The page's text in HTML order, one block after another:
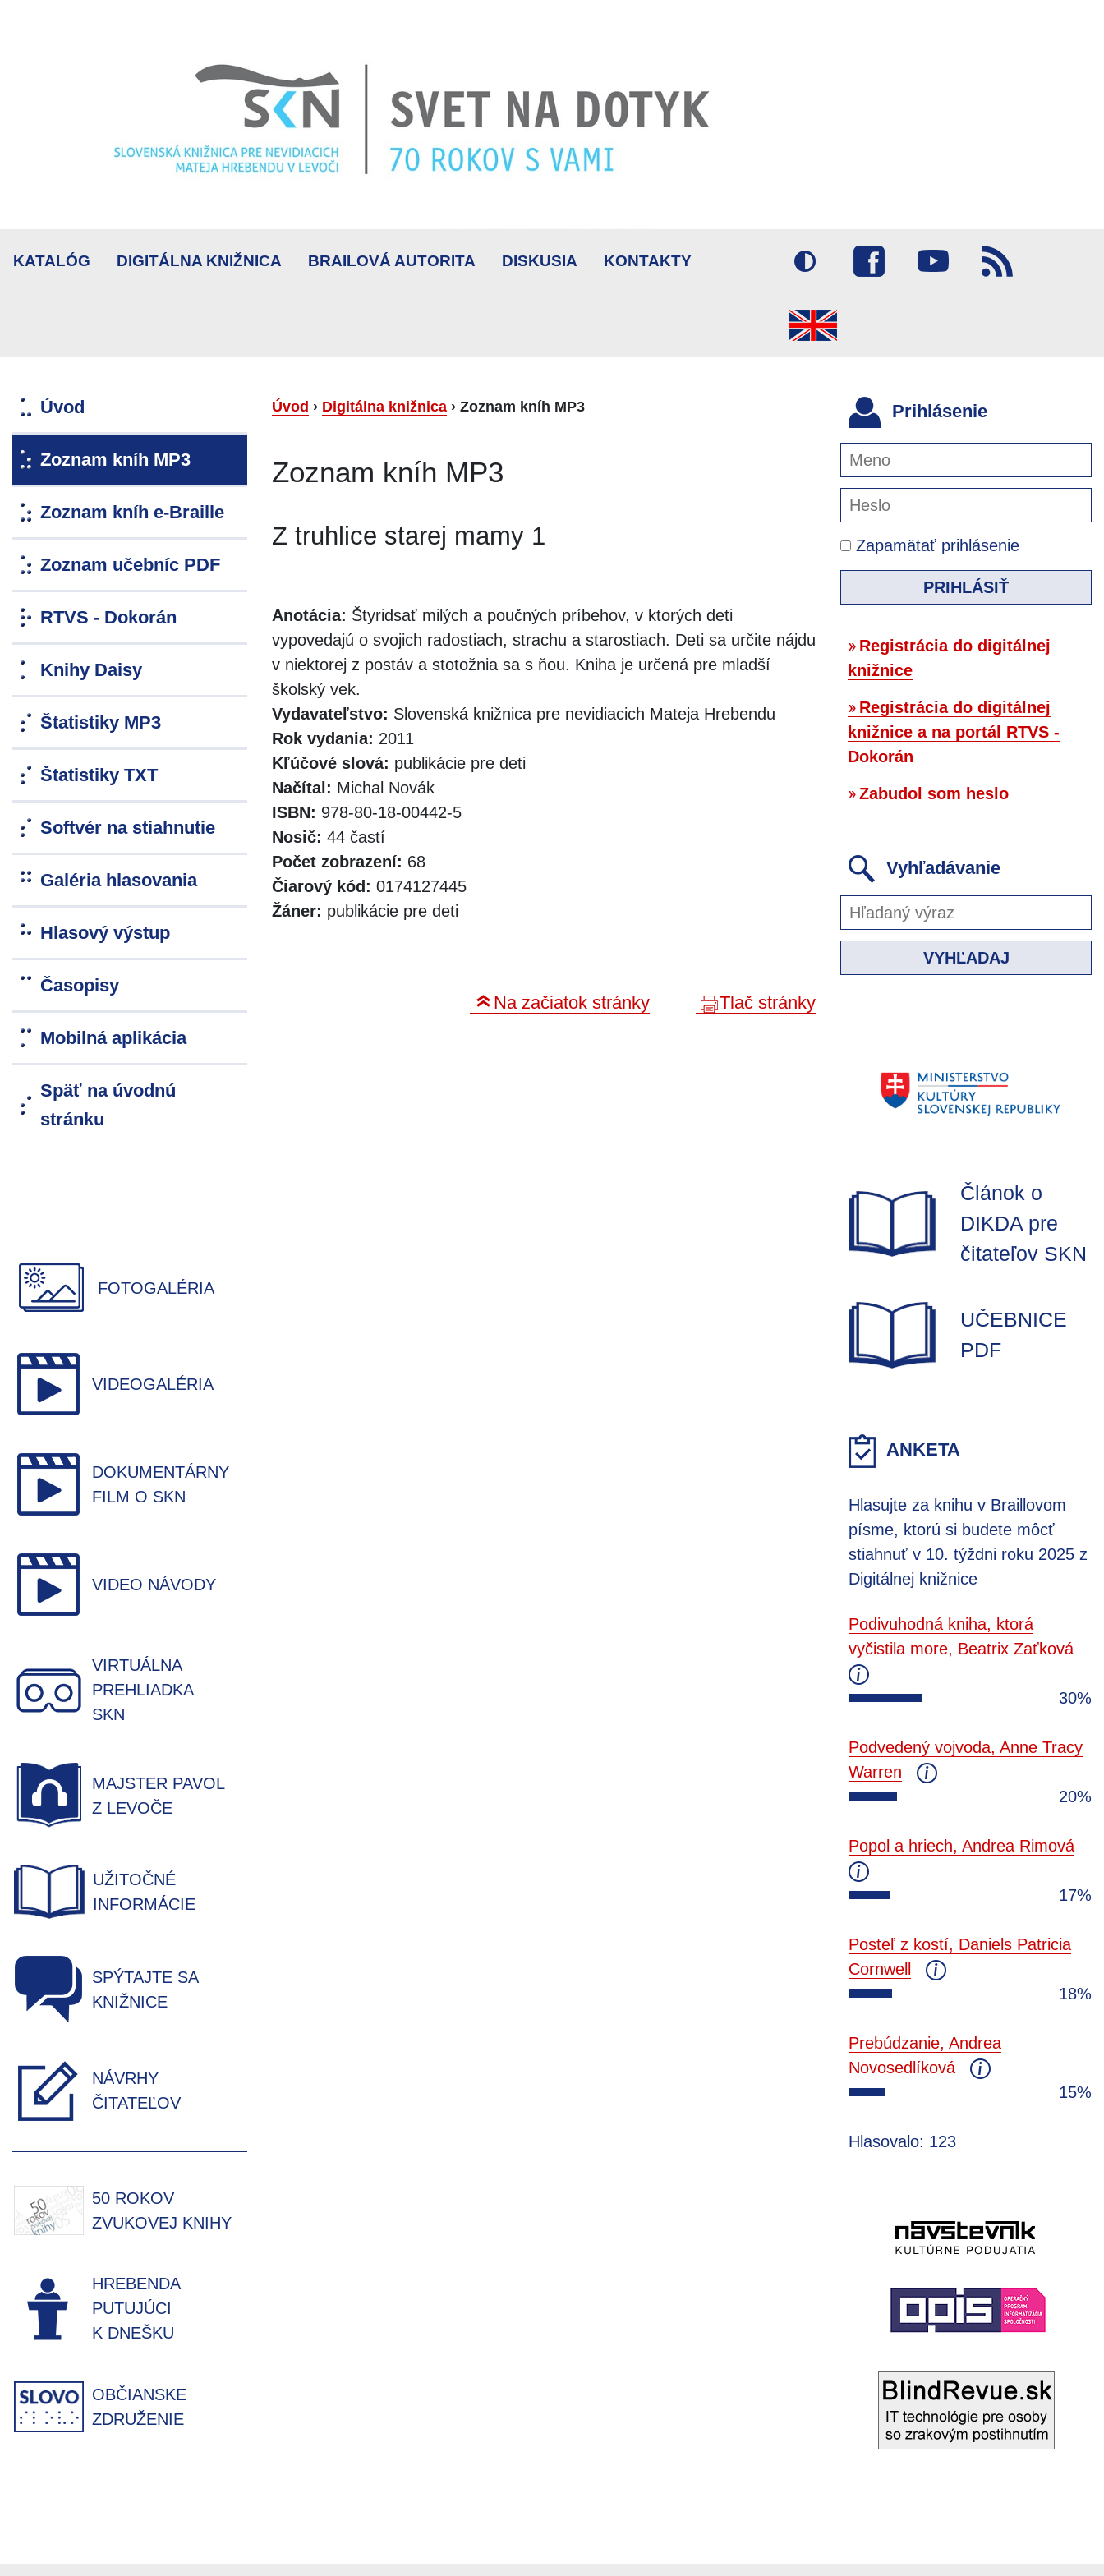
KATALÓG DIGITÁLNA KNIŽNICA BRAILOVÁ AUTORITA DISKUSIA KONTAKTY
Úvod
Zoznam kníh MP3
Zoznam kníh e-Braille
Zoznam učebníc PDF
RTVS - Dokorán
Knihy Daisy
Štatistiky MP3
Štatistiky TXT
Softvér na stiahnutie
Galéria hlasovania
Hlasový výstup
Časopisy
Mobilná aplikácia
Späť na úvodnú
stránku
FOTOGALÉRIA
VIDEOGALÉRIA
DOKUMENTÁRNY
FILM O SKN
VIDEO NÁVODY
VIRTUÁLNA
PREHLIADKA
SKN
MAJSTER PAVOL
Z LEVOČE
UŽITOČNÉ
INFORMÁCIE
SPÝTAJTE SA
KNIŽNICE
NÁVRHY
ČITATEĽOV
50 ROKOV
ZVUKOVEJ KNIHY
HREBENDA
PUTUJÚCI
K DNEŠKU
OBČIANSKE
ZDRUŽENIE
Úvod › Digitálna knižnica › Zoznam kníh MP3
Zoznam kníh MP3
Z truhlice starej mamy 1
Anotácia: Štyridsať milých a poučných príbehov, v ktorých deti
vypovedajú o svojich radostiach, strachu a starostiach. Deti sa určite nájdu
v niektorej z postáv a stotožnia sa s ňou. Kniha je určená pre mladší
školský vek.
Vydavateľstvo: Slovenská knižnica pre nevidiacich Mateja Hrebendu
Rok vydania: 2011
Kľúčové slová: publikácie pre deti
Načítal: Michal Novák
ISBN: 978-80-18-00442-5
Nosič: 44 častí
Počet zobrazení: 68
Čiarový kód: 0174127445
Žáner: publikácie pre deti
Na začiatok stránky Tlač stránky
Prihlásenie
Zapamätať prihlásenie
PRIHLÁSIŤ
Registrácia do digitálnej
knižnice
Registrácia do digitálnej
knižnice a na portál RTVS -
Dokorán
Zabudol som heslo
Vyhľadávanie
VYHĽADAJ
Článok o
DIKDA pre
čitateľov SKN
UČEBNICE
PDF
ANKETA
Hlasujte za knihu v Braillovom
písme, ktorú si budete môcť
stiahnuť v 10. týždni roku 2025 z
Digitálnej knižnice
Podivuhodná kniha, ktorá
vyčistila more, Beatrix Zaťková
30%
Podvedený vojvoda, Anne Tracy
Warren
20%
Popol a hriech, Andrea Rimová
17%
Posteľ z kostí, Daniels Patricia
Cornwell
18%
Prebúdzanie, Andrea
Novosedlíková
15%
Hlasovalo: 123